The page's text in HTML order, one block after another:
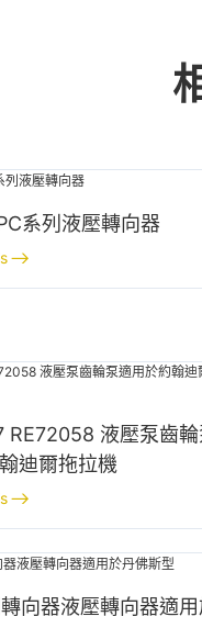
系列液壓轉向器
RE72058 液壓泵齒輪
迪爾拖拉機
向器液壓轉向器適